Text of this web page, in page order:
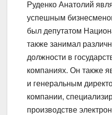
Руденко Анатолий
успешным
был депутатом
также занимал
должности в
компаниях. Он также
и генеральным
компании,
производстве